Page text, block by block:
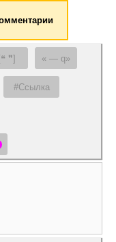
❞] — q
#Ссылка